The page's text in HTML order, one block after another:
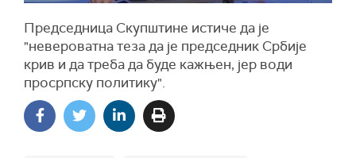
Председница Скупштине истиче да је
"невероватна теза да је председник Србије
крив и да треба да буде кажњен, јер води
просрпску политику".